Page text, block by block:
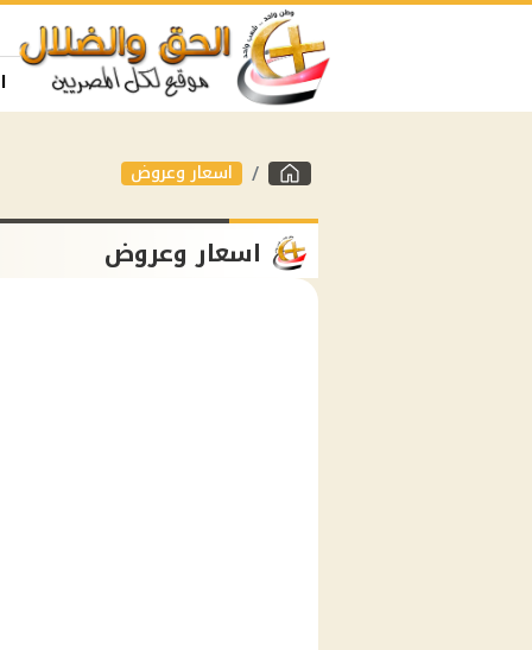
اسعار وعروض
اسعار وعروض